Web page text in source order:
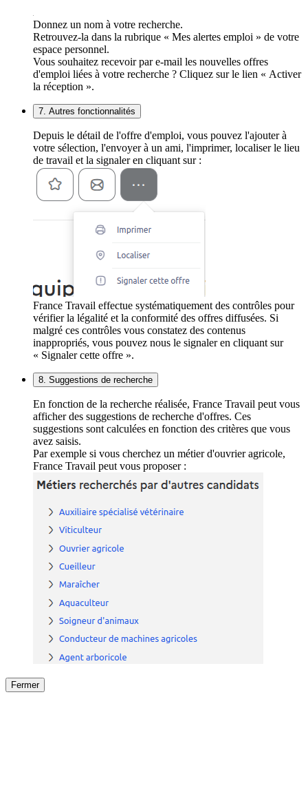
Donnez un nom à votre recherche.
Retrouvez-la dans la rubrique « Mes alertes emploi » de votre
espace personnel.
Vous souhaitez recevoir par e-mail les nouvelles offres
d'emploi liées à votre recherche ? Cliquez sur le lien « Activer
la réception ».
7. Autres fonctionnalités
Depuis le détail de l'offre d'emploi, vous pouvez l'ajouter à
votre sélection, l'envoyer à un ami, l'imprimer, localiser le lieu
de travail et la signaler en cliquant sur :
France Travail effectue systématiquement des contrôles pour
vérifier la légalité et la conformité des offres diffusées. Si
malgré ces contrôles vous constatez des contenus
inappropriés, vous pouvez nous le signaler en cliquant sur
« Signaler cette offre ».
8. Suggestions de recherche
En fonction de la recherche réalisée, France Travail peut vous
afficher des suggestions de recherche d'offres. Ces
suggestions sont calculées en fonction des critères que vous
avez saisis.
Par exemple si vous cherchez un métier d'ouvrier agricole,
France Travail peut vous proposer :
Fermer